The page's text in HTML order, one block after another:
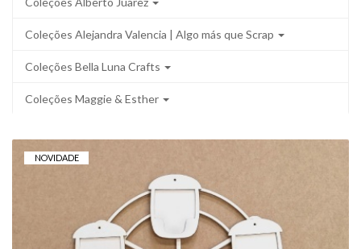
Coleções Alejandra Valencia | Algo más que Scrap
Coleções Bella Luna Crafts
Coleções Maggie & Esther
NOVIDADE